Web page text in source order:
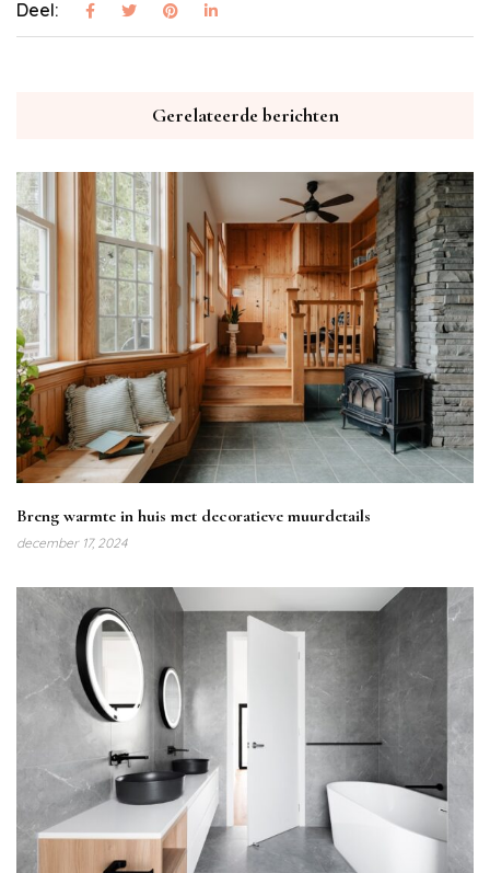
Deel:
Gerelateerde berichten
Breng warmte in huis met decoratieve muurdetails
december 17, 2024